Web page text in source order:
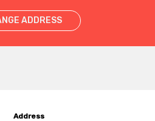
ADDRESS
Address